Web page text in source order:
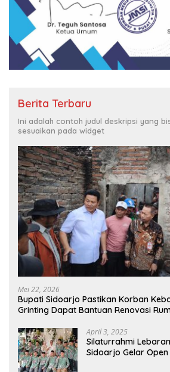
Berita Terbaru
Ini adalah contoh judul deskripsi yang
sesuaikan pada widget
Mei 22, 2026
Bupati Sidoarjo Pastikan Korban
Grinting Dapat Bantuan Renovasi
April 3, 2025
Silaturrahmi
Sidoarjo Gelar Open